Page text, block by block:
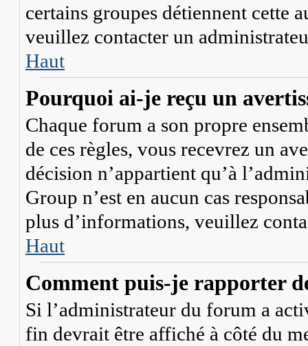
certains groupes détiennent cette
veuillez contacter un
Haut
Pourquoi ai-je reçu un
Chaque forum a son propre
de ces règles, vous recevrez un
décision n’appartient qu’à
Group n’est en aucun cas
plus d’informations, veuillez
Haut
Comment puis-je rapporter
Si l’administrateur du forum a
fin devrait être affiché à côté du